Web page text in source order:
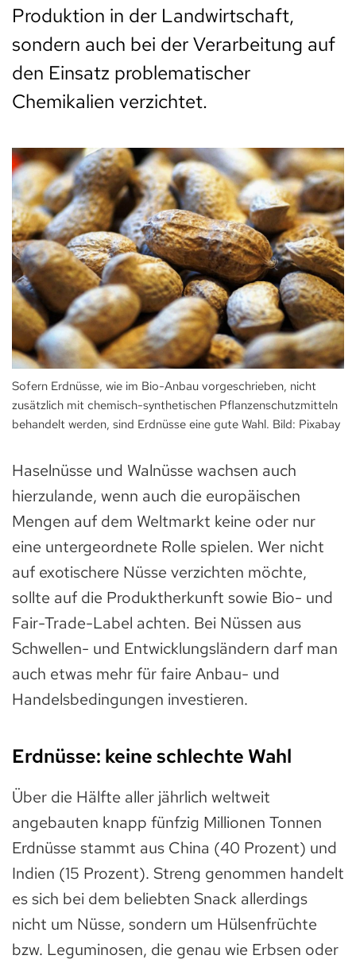
Produktion in der Landwirtschaft,
sondern auch bei der Verarbeitung auf
den Einsatz problematischer
Chemikalien verzichtet.
Sofern Erdnüsse, wie im Bio-Anbau vorgeschrieben, nicht
zusätzlich mit chemisch-synthetischen Pflanzenschutzmitteln
behandelt werden, sind Erdnüsse eine gute Wahl. Bild: Pixabay
Haselnüsse und Walnüsse wachsen auch
hierzulande, wenn auch die europäischen
Mengen auf dem Weltmarkt keine oder nur
eine untergeordnete Rolle spielen. Wer nicht
auf exotischere Nüsse verzichten möchte,
sollte auf die Produktherkunft sowie Bio- und
Fair-Trade-Label achten. Bei Nüssen aus
Schwellen- und Entwicklungsländern darf man
auch etwas mehr für faire Anbau- und
Handelsbedingungen investieren.
Erdnüsse: keine schlechte Wahl
Über die Hälfte aller jährlich weltweit
angebauten knapp fünfzig Millionen Tonnen
Erdnüsse stammt aus China (40 Prozent) und
Indien (15 Prozent). Streng genommen handelt
es sich bei dem beliebten Snack allerdings
nicht um Nüsse, sondern um Hülsenfrüchte
bzw. Leguminosen, die genau wie Erbsen oder